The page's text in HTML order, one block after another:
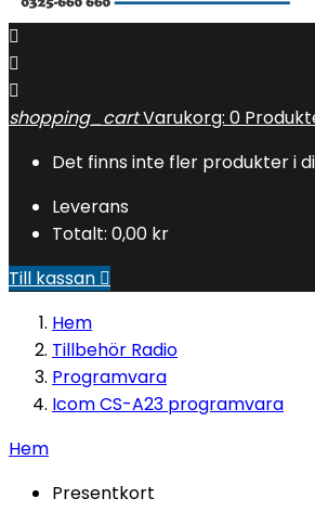



shopping_cartVarukorg: 0
Det finns inte fler produkter i
Leverans
Totalt: 0,00 kr
Till kassan 
Hem
Tillbehör Radio
Programvara
Icom CS-A23 programvara
Hem
Presentkort